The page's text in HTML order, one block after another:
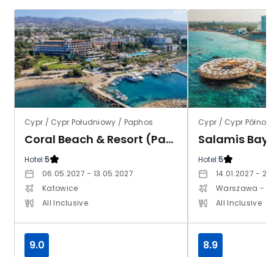
Cypr / Cypr Południowy / Paphos
Coral Beach & Resort (Paphos)
Hotel:5
06.05.2027 - 13.05.2027
Katowice
All Inclusive
9.0
Salamis Bay
Hotel:5
14.01.2027 -
Warszawa -
All Inclusive
8.9